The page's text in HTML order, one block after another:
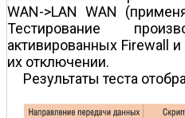
WAN->LAN WAN
Тестирование
активированных Firewall и
их отключении.
Результаты теста